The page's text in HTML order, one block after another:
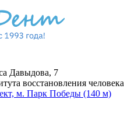
Давыдова, 7
восстановления человека
м. Парк Победы (140 м)